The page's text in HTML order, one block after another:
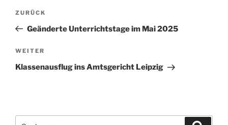
Beitragsnavigation
Vorheriger
Beitrag
ZURÜCK
Geänderte Unterrichtstage im Mai 2025
Nächster
Beitrag
WEITER
Klassenausflug ins Amtsgericht Leipzig